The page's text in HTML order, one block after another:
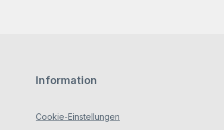
Information
Cookie-Einstellungen